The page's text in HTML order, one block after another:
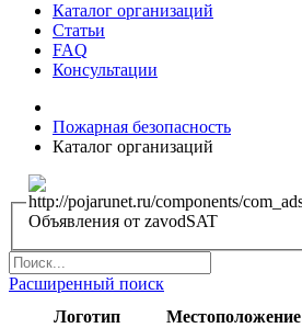
Каталог организаций
Статьи
FAQ
Консультации
Пожарная безопасность
Каталог организаций
Объявления от zavodSAT
Расширенный поиск
Логотип
Местоположение